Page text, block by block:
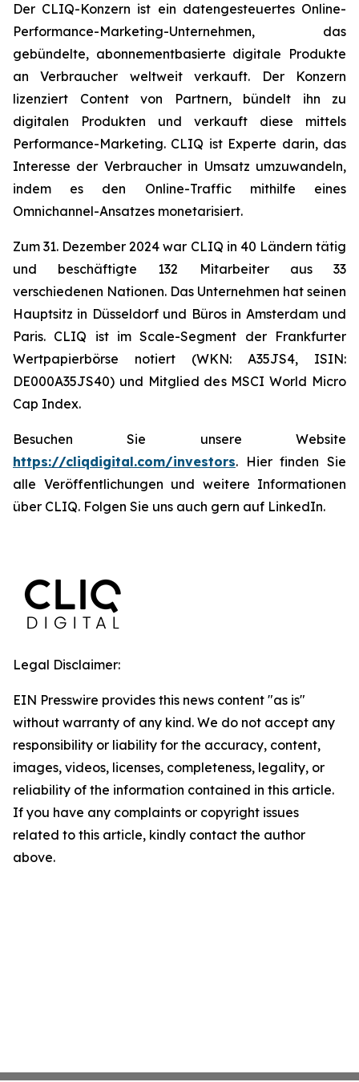
Der CLIQ-Konzern ist ein datengesteuertes Online-
Performance-Marketing-Unternehmen, das
gebündelte, abonnementbasierte digitale Produkte
an Verbraucher weltweit verkauft. Der Konzern
lizenziert Content von Partnern, bündelt ihn zu
digitalen Produkten und verkauft diese mittels
Performance-Marketing. CLIQ ist Experte darin, das
Interesse der Verbraucher in Umsatz umzuwandeln,
indem es den Online-Traffic mithilfe eines
Omnichannel-Ansatzes monetarisiert.
Zum 31. Dezember 2024 war CLIQ in 40 Ländern tätig
und beschäftigte 132 Mitarbeiter aus 33
verschiedenen Nationen. Das Unternehmen hat seinen
Hauptsitz in Düsseldorf und Büros in Amsterdam und
Paris. CLIQ ist im Scale-Segment der Frankfurter
Wertpapierbörse notiert (WKN: A35JS4, ISIN:
DE000A35JS40) und Mitglied des MSCI World Micro
Cap Index.
Besuchen Sie unsere Website
https://cliqdigital.com/investors. Hier finden Sie
alle Veröffentlichungen und weitere Informationen
über CLIQ. Folgen Sie uns auch gern auf LinkedIn.
Legal Disclaimer:
EIN Presswire provides this news content "as is"
without warranty of any kind. We do not accept any
responsibility or liability for the accuracy, content,
images, videos, licenses, completeness, legality, or
reliability of the information contained in this article.
If you have any complaints or copyright issues
related to this article, kindly contact the author
above.